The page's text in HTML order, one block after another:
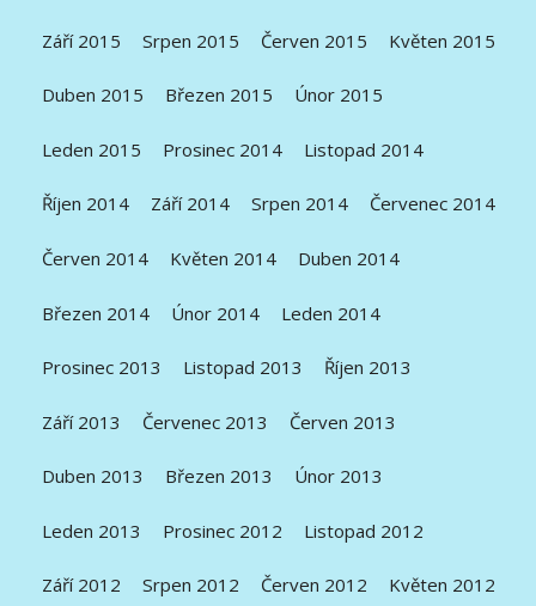
Září 2015 Srpen 2015 Červen 2015 Květen 2015
Duben 2015 Březen 2015 Únor 2015
Leden 2015 Prosinec 2014 Listopad 2014
Říjen 2014 Září 2014 Srpen 2014 Červenec 2014
Červen 2014 Květen 2014 Duben 2014
Březen 2014 Únor 2014 Leden 2014
Prosinec 2013 Listopad 2013 Říjen 2013
Září 2013 Červenec 2013 Červen 2013
Duben 2013 Březen 2013 Únor 2013
Leden 2013 Prosinec 2012 Listopad 2012
Září 2012 Srpen 2012 Červen 2012 Květen 2012